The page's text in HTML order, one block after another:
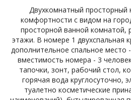
Двухкомнатный
комфортности с видом на
просторной ванной комнатой,
этажи. В номере 1 двухспальная
дополнительное спальное место
вместимость номера - 3
тапочки, зонт, рабочий стол,
горячая вода круглосуточно,
туалетно косметические